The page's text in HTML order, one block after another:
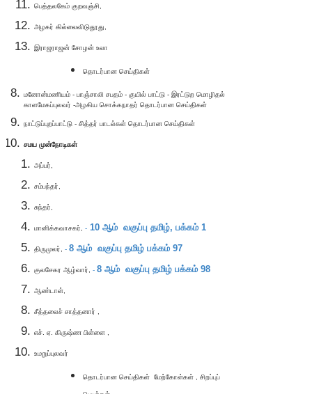
பெத்தலகேம் குறவஞ்சி,
அழகர் கில்லைவிடுதூது,
இராஜராஜன் சோழன் உலா
தொடர்பான செய்திகள்
மனோன்மணியம் - பாஞ்சாலி சபதம் - குயில் பாட்டு - இரட்டுற மொழிதல்
காளமேகப்புலவர் -அழகிய சொக்கநாதர் தொடர்பான செய்திகள்
நாட்டுப்புறப்பாட்டு - சித்தர் பாடல்கள் தொடர்பான செய்திகள்
சமய முன்நோடிகள்
அப்பர்,
சம்பந்தர்,
சுந்தர்,
மானிக்கவாசகர், -10 ஆம் வகுப்பு தமிழ், பக்கம் 1
திருமுலர், - 8 ஆம் வகுப்பு தமிழ் பக்கம் 97
குலசேகர ஆழ்வார், - 8 ஆம் வகுப்பு தமிழ் பக்கம் 98
ஆண்டாள்,
சீத்தலைச் சாத்தனார் ,
எச். ஏ. கிருஷ்ண பிள்ளை ,
உமறுப்புலவர்
தொடர்பான செய்திகள் மேற்கோள்கள் , சிறப்புப்